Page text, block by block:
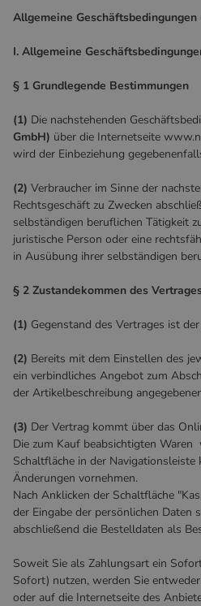
Allgemeine
I. Allgemeine
§ 1 Grundlegende Bestimmungen
(1) Die nachstehenden
GmbH) über die Internetseite
wird der Einbeziehung
(2) Verbraucher im Sinne der
Rechtsgeschäft zu Zwecken
selbständigen beruflichen Tätigkeit
juristische Person oder eine
in Ausübung ihrer selbständigen
§ 2 Zustandekommen des
(1) Gegenstand des Vertrages ist
(2) Bereits mit dem Einstellen des
ein verbindliches Angebot zum
der Artikelbeschreibung
(3) Der Vertrag kommt über das
Die zum Kauf beabsichtigten
Schaltfläche in der
Änderungen vornehmen.
Nach Anklicken der Schaltfläche
der Eingabe der persönlichen
abschließend die Bestelldaten als
Soweit Sie als Zahlungsart ein
Sofort) nutzen, werden Sie
oder auf die Internetseite des